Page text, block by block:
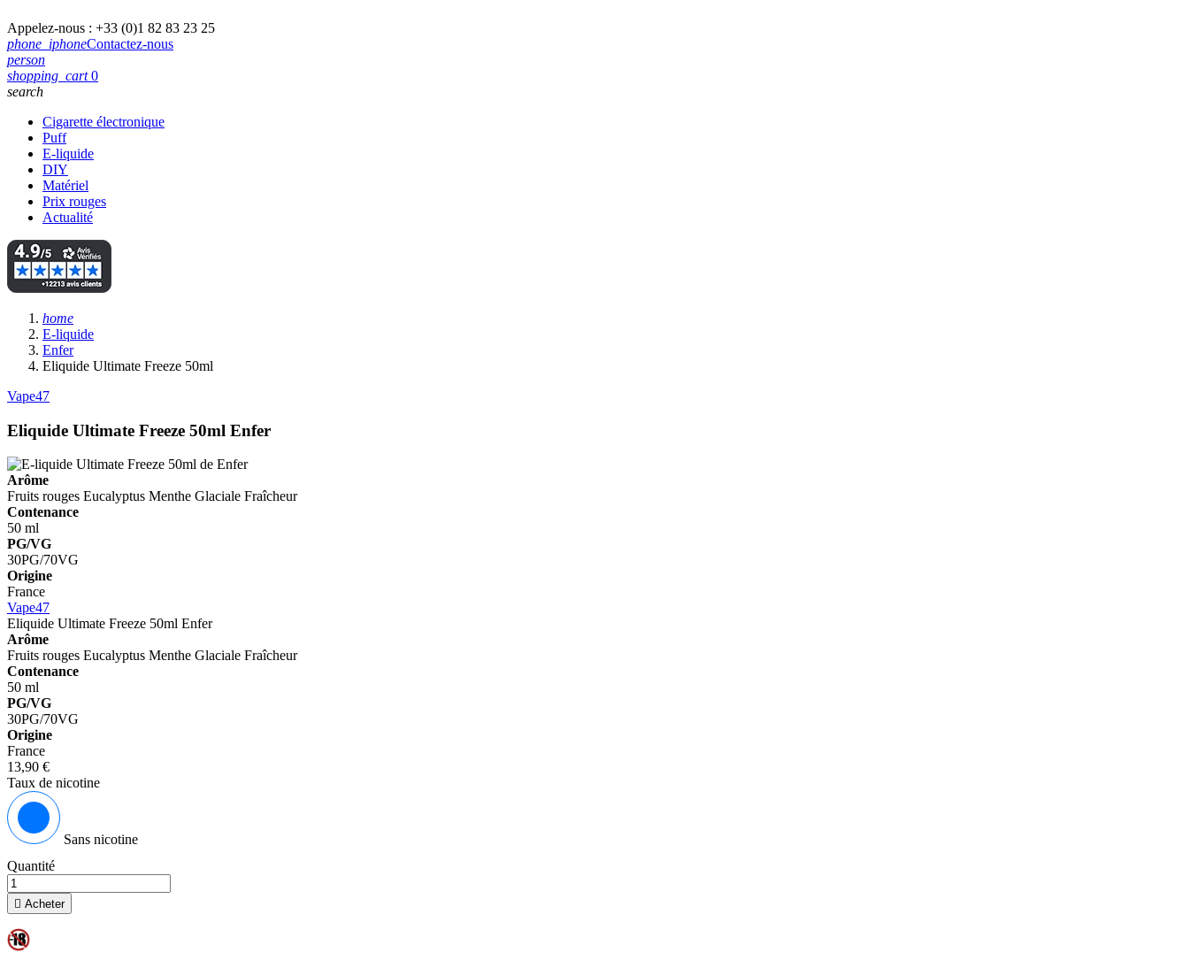
Appelez-nous : +33 (0)1 82 83 23 25
phone_iphoneContactez-nous
person
shopping_cart 0
search
Cigarette électronique
Puff
E-liquide
DIY
Matériel
Prix rouges
Actualité
home
E-liquide
Enfer
Eliquide Ultimate Freeze 50ml
Vape47
Eliquide Ultimate Freeze 50ml Enfer
Arôme
Fruits rouges Eucalyptus Menthe Glaciale Fraîcheur
Contenance
50 ml
PG/VG
30PG/70VG
Origine
France
Vape47
Eliquide Ultimate Freeze 50ml Enfer
Arôme
Fruits rouges Eucalyptus Menthe Glaciale Fraîcheur
Contenance
50 ml
PG/VG
30PG/70VG
Origine
France
13,90 €
Taux de nicotine
Sans nicotine
Quantité
 Acheter